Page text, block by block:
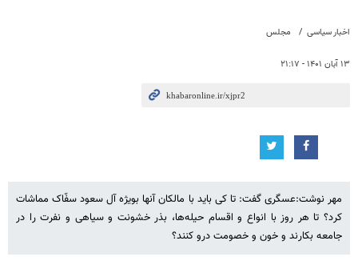
اخبار سیاسی مجلس
۱۳ آبان ۱۴۰۱ - ۲۱:۱۷
مهر نوشت:عسگری گفت: تا کی باید با مالکان آنها بویژه آل سعود سفّاک مماشات
کرد؟ تا هر روز با انواع و اقسام حیله‌ها، بذر خشونت و سیاهی و نفرت را در
جامعه بکارند و خون و خصومت درو کنند؟